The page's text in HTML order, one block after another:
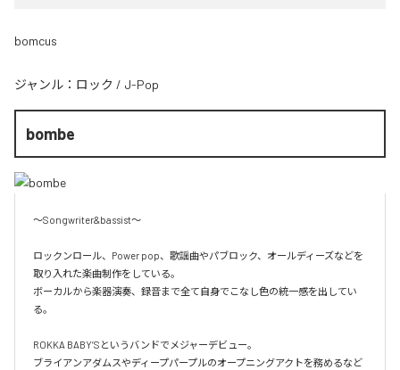
bomcus
ジャンル： ロック / J-Pop
bombe
〜Songwriter&bassist〜
ロックンロール、Power pop、歌謡曲やパブロック、オールディーズなどを
取り入れた楽曲制作をしている。
ボーカルから楽器演奏、録音まで全て自身でこなし色の統一感を出してい
る。
ROKKA BABY’Sというバンドでメジャーデビュー。
ブライアンアダムスやディープパープルのオープニングアクトを務めるなど